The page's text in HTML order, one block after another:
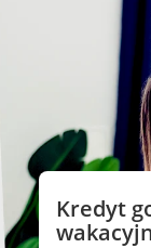
Kredyt